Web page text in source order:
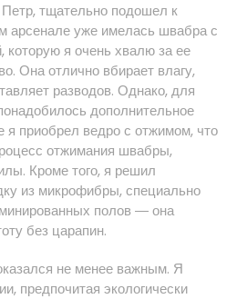
тщательно подошел к
арсенале уже имелась швабра с
которую я очень хвалю за ее
Она отлично вбирает влагу,
разводов. Однако, для
дополнительное
я приобрел ведро с отжимом, что
отжимания швабры,
Кроме того, я решил
из микрофибры, специально
полов ― она
без царапин.
не менее важным. Я
предпочитая экологически